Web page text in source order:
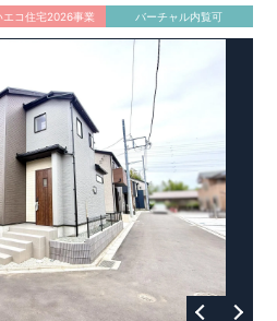
◆
最大4回の無料点検と、最長60年
き合いだと考え、アフターサービ
ムサービス株式会社」にて責任を
介
つの技術基準をクリアした認定住
面の優遇が得られるなどの、金銭
です。
所得数No.1です！
エコ住宅2026事業 バーチャル内覧可